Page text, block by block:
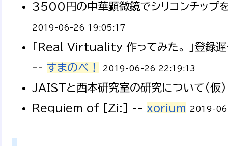
3500円の中華顕微鏡でシリコンチップ
2019-06-26 19:05:17
「Real Virtuality 作ってみた。 」登録遅
-- すまのべ！ 2019-06-26 22:19:13
JAISTと西本研究室の研究について（仮
Requiem of [Zi:] -- xorium 2019-